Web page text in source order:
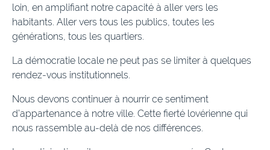
loin, en amplifiant notre capacité à aller vers les
habitants. Aller vers tous les publics, toutes les
générations, tous les quartiers.
La démocratie locale ne peut pas se limiter à quelques
rendez-vous institutionnels.
Nous devons continuer à nourrir ce sentiment
d’appartenance à notre ville. Cette fierté lovérienne qui
nous rassemble au-delà de nos différences.